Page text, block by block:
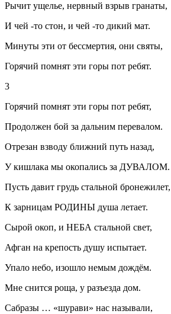
Рычит ущелье, нервный взрыв гранаты,
И чей -то стон, и чей -то дикий мат.
Минуты эти от бессмертия, они святы,
Горячий помнят эти горы пот ребят.
3
Горячий помнят эти горы пот ребят,
Продолжен бой за дальним перевалом.
Отрезан взводу ближний путь назад,
У кишлака мы окопались за ДУВАЛОМ.
Пусть давит грудь стальной бронежилет,
К зарницам РОДИНЫ душа летает.
Сырой окоп, и НЕБА стальной свет,
Афган на крепость душу испытает.
Упало небо, изошло немым дождём.
Мне снится роща, у разъезда дом.
Сабразы … «шурави» нас называли,